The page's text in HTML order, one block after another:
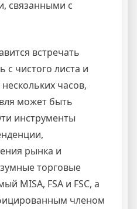
связанными с
встречать
с чистого листа и
часов,
может быть
инструменты
рынка и
торговые
MISA, FSA и FSC, а
членом